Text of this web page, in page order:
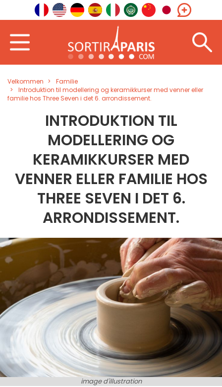
Velkommen
Familie
Introduktion til modellering og keramikkurser med venner eller
familie hos Three Seven i det 6. arrondissement.
INTRODUKTION TIL
MODELLERING OG
KERAMIKKURSER MED
VENNER ELLER FAMILIE HOS
THREE SEVEN I DET 6.
ARRONDISSEMENT.
image d'illustration